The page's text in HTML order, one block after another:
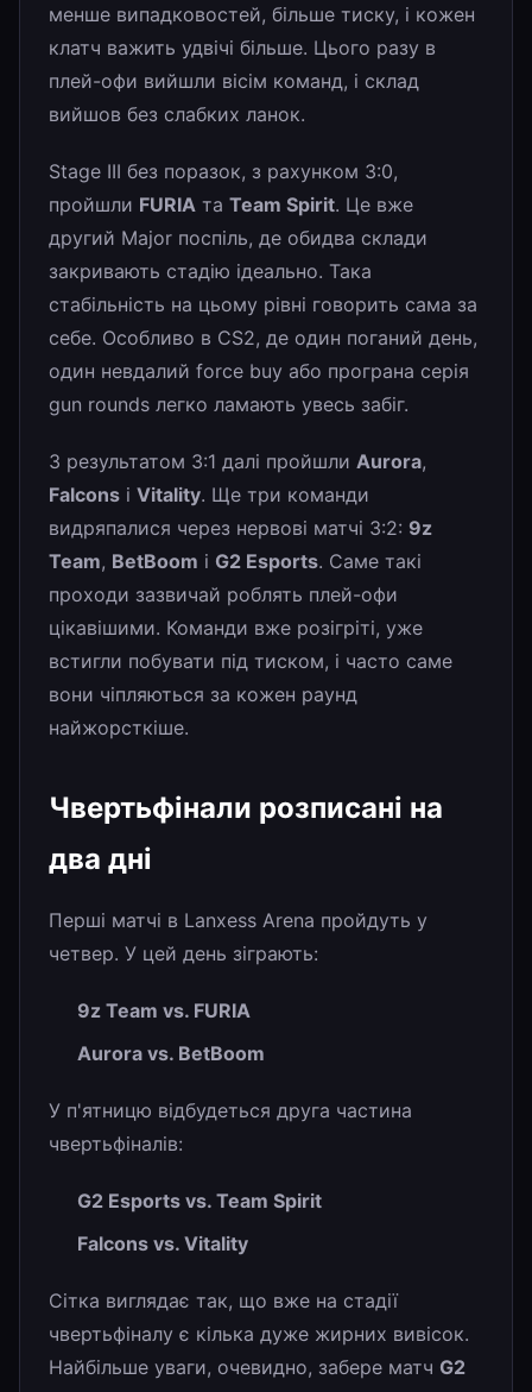
менше випадковостей, більше тиску, і кожен
клатч важить удвічі більше. Цього разу в
плей-офи вийшли вісім команд, і склад
вийшов без слабких ланок.
Stage III без поразок, з рахунком 3:0,
пройшли FURIA та Team Spirit. Це вже
другий Major поспіль, де обидва склади
закривають стадію ідеально. Така
стабільність на цьому рівні говорить сама за
себе. Особливо в CS2, де один поганий день,
один невдалий force buy або програна серія
gun rounds легко ламають увесь забіг.
З результатом 3:1 далі пройшли Aurora,
Falcons і Vitality. Ще три команди
видряпалися через нервові матчі 3:2: 9z
Team, BetBoom і G2 Esports. Саме такі
проходи зазвичай роблять плей-офи
цікавішими. Команди вже розігріті, уже
встигли побувати під тиском, і часто саме
вони чіпляються за кожен раунд
найжорсткіше.
Чвертьфінали розписані на
два дні
Перші матчі в Lanxess Arena пройдуть у
четвер. У цей день зіграють:
9z Team vs. FURIA
Aurora vs. BetBoom
У п'ятницю відбудеться друга частина
чвертьфіналів:
G2 Esports vs. Team Spirit
Falcons vs. Vitality
Сітка виглядає так, що вже на стадії
чвертьфіналу є кілька дуже жирних вивісок.
Найбільше уваги, очевидно, забере матч G2